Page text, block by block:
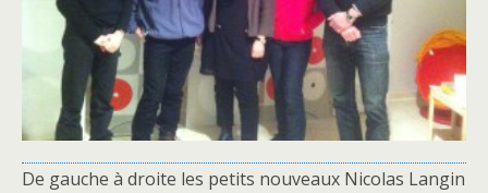
De gauche à droite les petits nouveaux Nicolas Langin